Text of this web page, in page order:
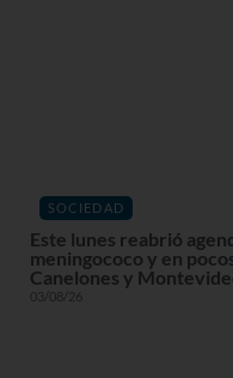
SOCIEDAD
Este lunes reabrió
meningococo y en
Canelones y
03/08/26